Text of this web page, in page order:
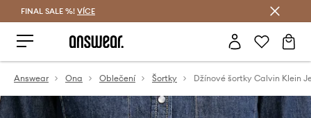
FINAL SALE %! VÍCE
Answear Ona Oblečení Šortky Džínové šortky Calvin Klein